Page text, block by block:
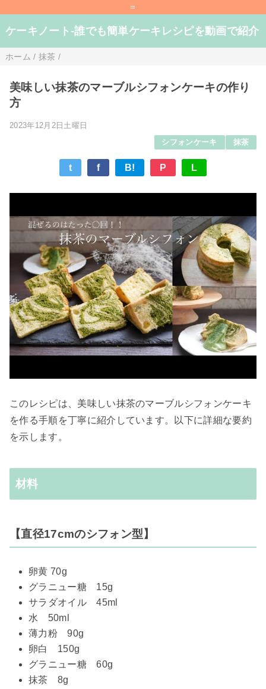
=
ケーキノート-誰でも簡単ケーキレシピを動画で紹介
ホーム / 抹茶 /
美味しい抹茶のマーブルシフォンケーキの作り
方
2023年12月2日土曜日
シフォンケーキ
抹茶
t f B! P L
このレシピは、美味しい抹茶のマーブルシフォンケーキ
を作る手順を丁寧に紹介しています。以下に詳細な要約
を示します。
材料
【直径17cmのシフォン型】
卵黄 70g
グラニュー糖 15g
サラダオイル 45ml
水 50ml
薄力粉 90g
卵白 150g
グラニュー糖 60g
抹茶 8g